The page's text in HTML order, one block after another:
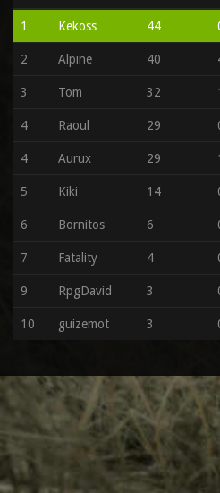
1 Kekoss 44
2 Alpine 40
3 Tom 32
4 Raoul 29
4 Aurux 29
5 Kiki 14
6 Bornitos 6
7 Fatality 4
9 RpgDavid 3
10 guizemot 3